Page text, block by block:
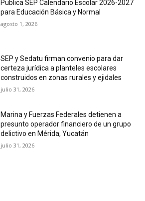
Publica SEP Calendario Escolar 2026-2027
para Educación Básica y Normal
agosto 1, 2026
SEP y Sedatu firman convenio para dar
certeza jurídica a planteles escolares
construidos en zonas rurales y ejidales
julio 31, 2026
Marina y Fuerzas Federales detienen a
presunto operador financiero de un grupo
delictivo en Mérida, Yucatán
julio 31, 2026